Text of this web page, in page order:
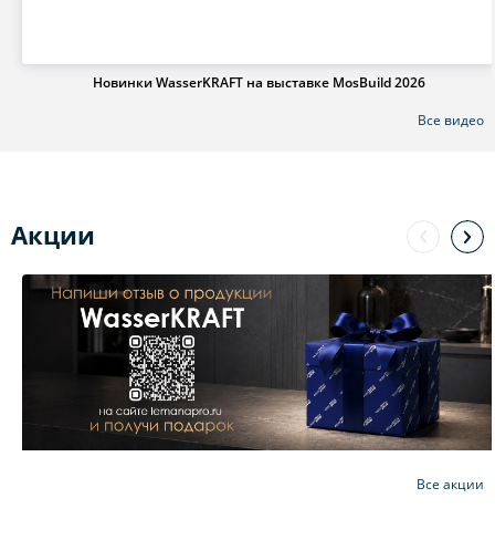
Новинки WasserKRAFT на выставке MosBuild 2026
Все видео
Акции
Все акции